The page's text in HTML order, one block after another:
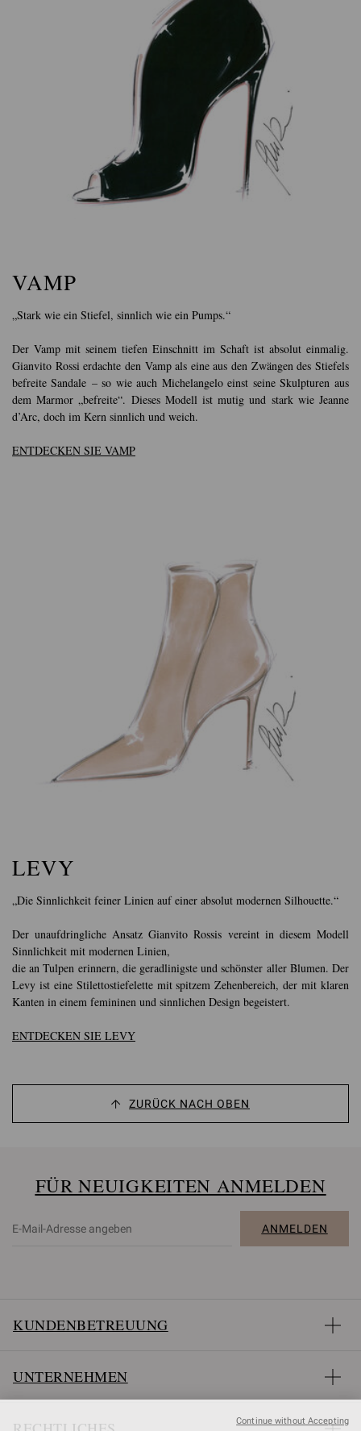
VAMP
„Stark wie ein Stiefel, sinnlich wie ein Pumps.“
Der Vamp mit seinem tiefen Einschnitt im Schaft ist absolut einmalig.
Gianvito Rossi erdachte den Vamp als eine aus den Zwängen des Stiefels
befreite Sandale – so wie auch Michelangelo einst seine Skulpturen aus
dem Marmor „befreite“. Dieses Modell ist mutig und stark wie Jeanne
d’Arc, doch im Kern sinnlich und weich.
ENTDECKEN SIE VAMP
LEVY
„Die Sinnlichkeit feiner Linien auf einer absolut modernen Silhouette.“
Der unaufdringliche Ansatz Gianvito Rossis vereint in diesem Modell
Sinnlichkeit mit modernen Linien,
die an Tulpen erinnern, die geradlinigste und schönster aller Blumen. Der
Levy ist eine Stilettostiefelette mit spitzem Zehenbereich, der mit klaren
Kanten in einem femininen und sinnlichen Design begeistert.
ENTDECKEN SIE LEVY
ZURÜCK NACH OBEN
FÜR NEUIGKEITEN ANMELDEN
ANMELDEN
KUNDENBETREUUNG
UNTERNEHMEN
Continue without Accepting